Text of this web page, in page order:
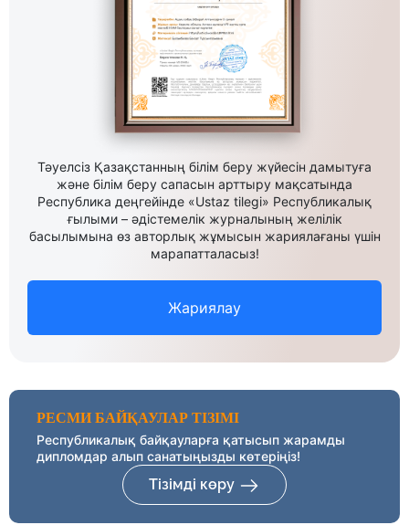
Тәуелсіз Қазақстанның білім беру жүйесін дамытуға
және білім беру сапасын арттыру мақсатында
Республика деңгейінде «Ustaz tilegi» Республикалық
ғылыми – әдістемелік журналының желілік
басылымына өз авторлық жұмысын жариялағаны үшін
марапатталасыз!
Жариялау
РЕСМИ БАЙҚАУЛАР ТІЗІМІ
Республикалық байқауларға қатысып жарамды
дипломдар алып санатыңызды көтеріңіз!
Тізімді көру